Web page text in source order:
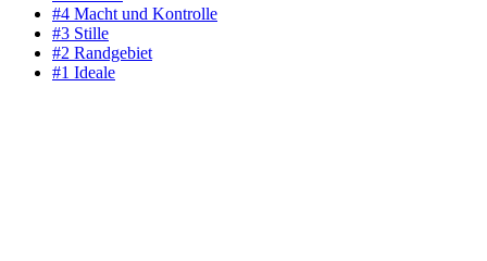
#4 Macht und Kontrolle
#3 Stille
#2 Randgebiet
#1 Ideale